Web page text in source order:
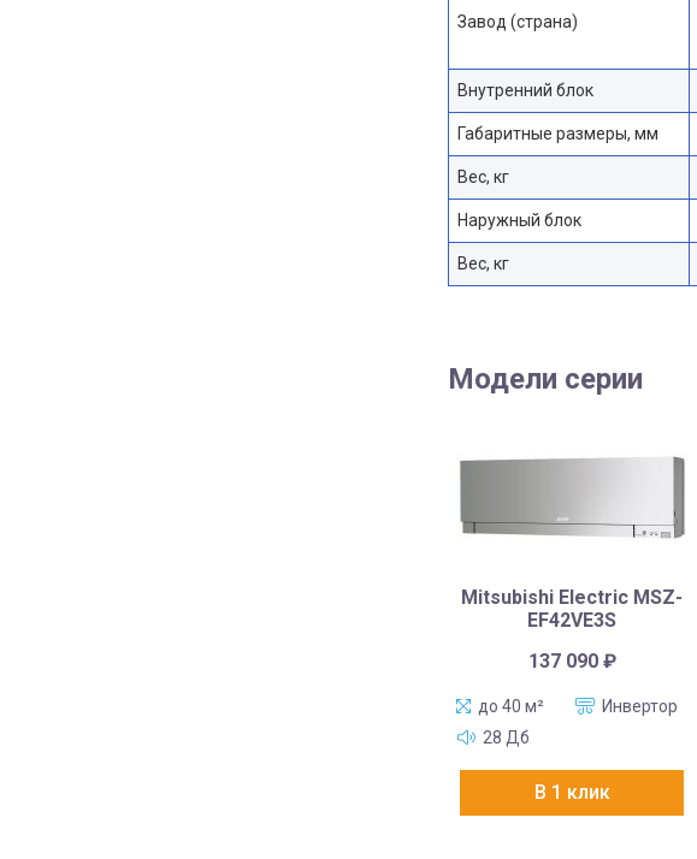
Завод (страна)
Внутренний блок
Габаритные размеры, мм
Вес, кг
Наружный блок
Вес, кг
Модели серии
Mitsubishi Electric MSZ-
EF42VE3S
137 090 ₽
до 40 м²
Инвертор
28 Дб
В 1 клик